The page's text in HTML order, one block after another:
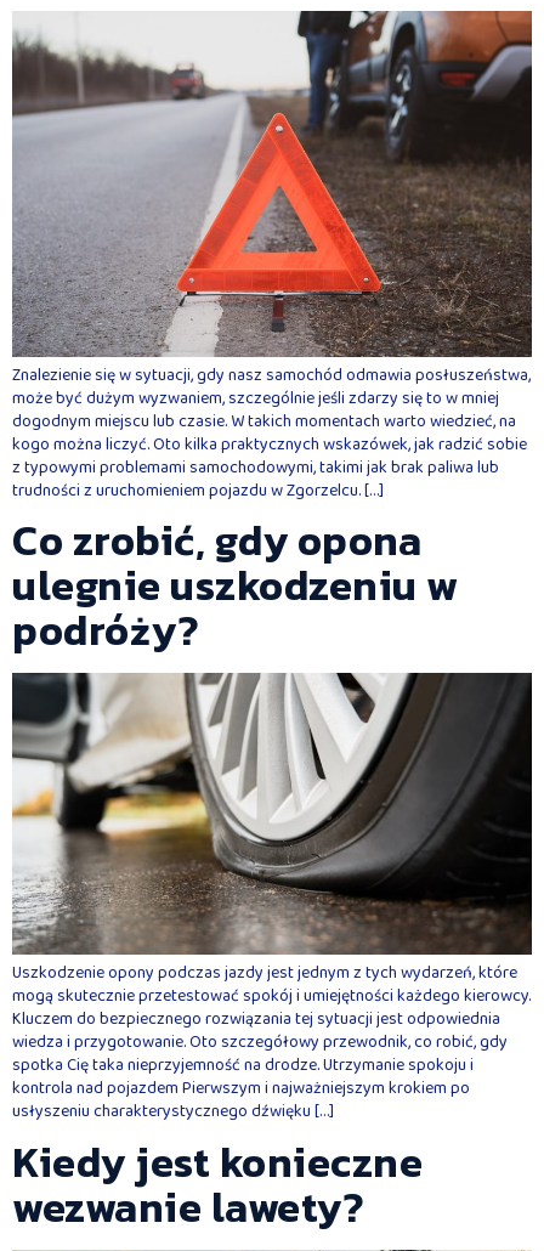
Znalezienie się w sytuacji, gdy nasz samochód odmawia posłuszeństwa,
może być dużym wyzwaniem, szczególnie jeśli zdarzy się to w mniej
dogodnym miejscu lub czasie. W takich momentach warto wiedzieć, na
kogo można liczyć. Oto kilka praktycznych wskazówek, jak radzić sobie
z typowymi problemami samochodowymi, takimi jak brak paliwa lub
trudności z uruchomieniem pojazdu w Zgorzelcu. […]
Co zrobić, gdy opona
ulegnie uszkodzeniu w
podróży?
Uszkodzenie opony podczas jazdy jest jednym z tych wydarzeń, które
mogą skutecznie przetestować spokój i umiejętności każdego kierowcy.
Kluczem do bezpiecznego rozwiązania tej sytuacji jest odpowiednia
wiedza i przygotowanie. Oto szczegółowy przewodnik, co robić, gdy
spotka Cię taka nieprzyjemność na drodze. Utrzymanie spokoju i
kontrola nad pojazdem Pierwszym i najważniejszym krokiem po
usłyszeniu charakterystycznego dźwięku […]
Kiedy jest konieczne
wezwanie lawety?